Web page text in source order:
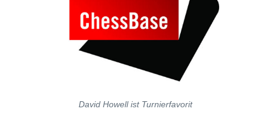
David Howell ist Turnierfavorit